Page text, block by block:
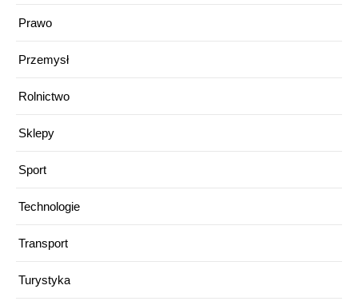
Prawo
Przemysł
Rolnictwo
Sklepy
Sport
Technologie
Transport
Turystyka